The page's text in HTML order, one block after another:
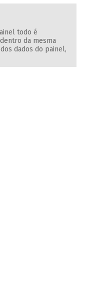
todo é
da mesma
dados do painel,